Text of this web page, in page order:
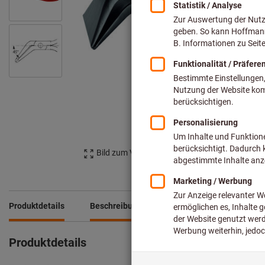
Bild zum Vergrößern anklicken
Produktdetails Beschreibung Downloads & Dokumente
Produktdetails